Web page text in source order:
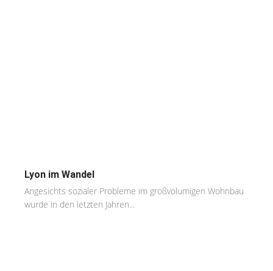
Lyon im Wandel
Angesichts sozialer Probleme im großvolumigen Wohnbau
wurde in den letzten Jahren...